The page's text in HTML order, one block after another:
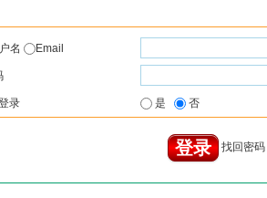
名
Email
录 是 否
找回密码